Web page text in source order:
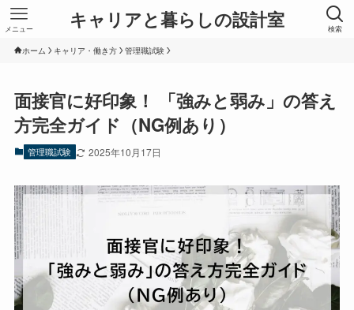
キャリアと暮らしの設計室 検索
メニュー
ホーム キャリア・働き方 管理職試験
面接官に好印象！ 「強みと弱み」の答え
方完全ガイド（NG例あり）
管理職試験 2025年10月17日